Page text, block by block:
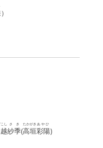
）
し
紗季
さき
(高垣
たかがき
彩陽
あやひ
)